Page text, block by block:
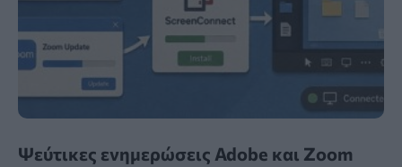
Ψεύτικες ενημερώσεις Adobe και Zoom